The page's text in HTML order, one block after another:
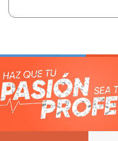
estrategias didácticas
acorde a cada
nivel educativo y
condiciones de grupo.